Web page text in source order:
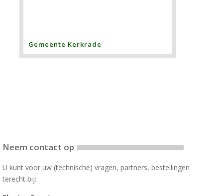
Gemeente Kerkrade
Neem contact op
U kunt voor uw (technische) vragen, partners, bestellingen
terecht bij: